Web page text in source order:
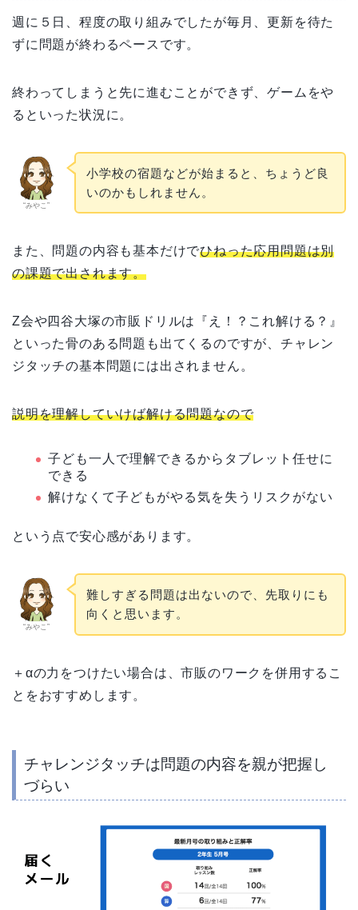
週に５日、程度の取り組みでしたが毎月、更新を待た
ずに問題が終わるペースです。
終わってしまうと先に進むことができず、ゲームをや
るといった状況に。
“みやこ”
小学校の宿題などが始まると、ちょうど良
いのかもしれません。
また、問題の内容も基本だけでひねった応用問題は別
の課題で出されます。
Z会や四谷大塚の市販ドリルは『え！？これ解ける？』
といった骨のある問題も出てくるのですが、チャレン
ジタッチの基本問題には出されません。
説明を理解していけば解ける問題なので
子ども一人で理解できるからタブレット任せに
できる
解けなくて子どもがやる気を失うリスクがない
という点で安心感があります。
“みやこ”
難しすぎる問題は出ないので、先取りにも
向くと思います。
＋αの力をつけたい場合は、市販のワークを併用するこ
とをおすすめします。
チャレンジタッチは問題の内容を親が把握し
づらい